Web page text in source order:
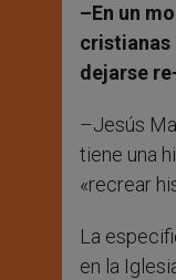
–En un
cristianas
dejarse
–Jesús
tiene una
«recrear
La
en la